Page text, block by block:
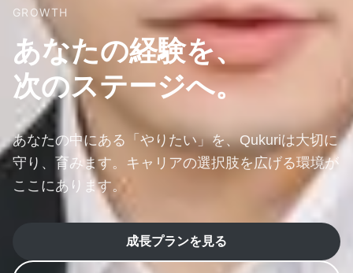
GROWTH
あなたの経験を、
次のステージへ。
あなたの中にある「やりたい」を、Qukuriは大切に
守り、育みます。 キャリアの選択肢を広げる環境が
ここにあります。
成長プランを見る